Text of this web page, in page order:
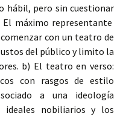
hábil, pero sin cuestionar
máximo representante
con un teatro de
del público y limito la
b) El teatro en verso:
con rasgos de estilo
a una ideología
nobiliarios y los